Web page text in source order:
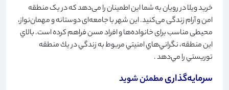
خرید ویلا در رویان به شما این اطمینان را می‌دهد که در یک منطقه
امن و آرام زندگی می‌کنید. این شهر با جامعه‌ای دوستانه و مهمان‌نواز،
محیطی مناسب برای خانواده‌ها و افراد مسن فراهم کرده است. بالاي
اين منطقه، نگراني‌هاي امنيتي مربوط به زندگي در يك منطقه
توريستي را مي‌دهد.
سرمایه‌گذاریمطمئن شوید